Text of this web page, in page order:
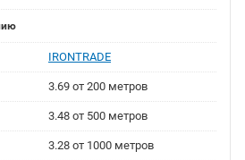
IRONTRADE
3.69 от 200 метров
3.48 от 500 метров
3.28 от 1000 метров